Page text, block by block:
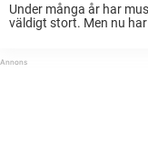
Under många år har
väldigt stort. Men nu